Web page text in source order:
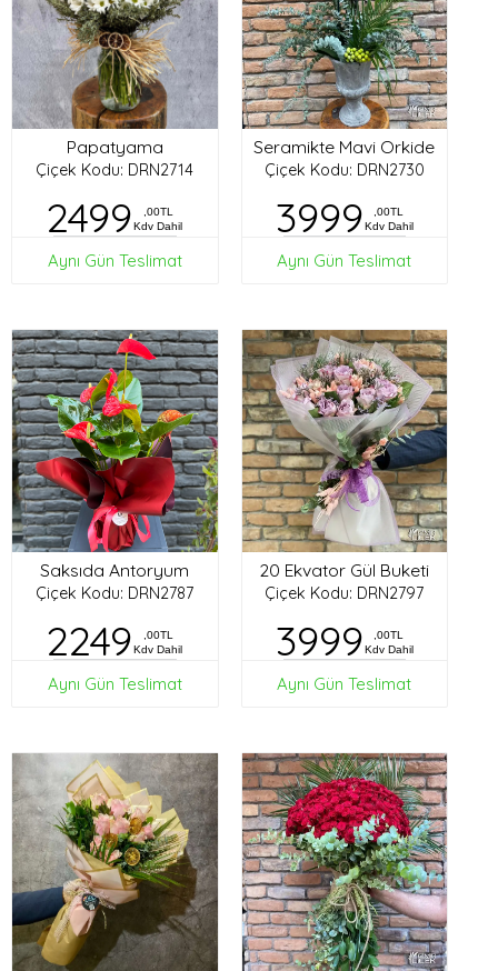
Papatyama
Çiçek Kodu: DRN2714
2499
,00TL
Kdv Dahil
Aynı Gün Teslimat
Seramikte Mavi Orkide
Çiçek Kodu: DRN2730
3999
,00TL
Kdv Dahil
Aynı Gün Teslimat
Saksıda Antoryum
Çiçek Kodu: DRN2787
2249
,00TL
Kdv Dahil
Aynı Gün Teslimat
20 Ekvator Gül Buketi
Çiçek Kodu: DRN2797
3999
,00TL
Kdv Dahil
Aynı Gün Teslimat